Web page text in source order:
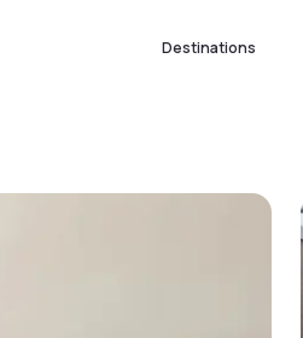
Destinations